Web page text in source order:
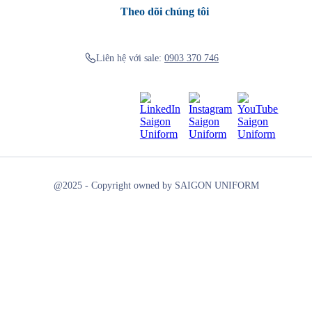
Theo dõi chúng tôi
Liên hệ với sale: 0903 370 746
@2025 - Copyright owned by SAIGON UNIFORM